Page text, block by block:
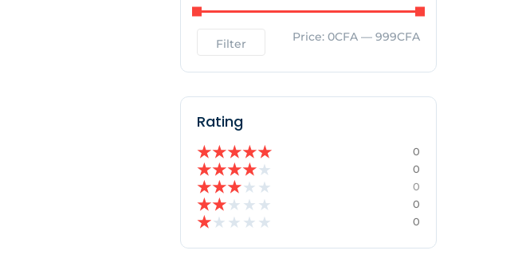
Filter Price: 0CFA — 999CFA
Rating
★★★★★ 0
★★★★★ 0
★★★★ ★ 0
★★★ ★ ★ 0
★★ ★ ★ ★ 0